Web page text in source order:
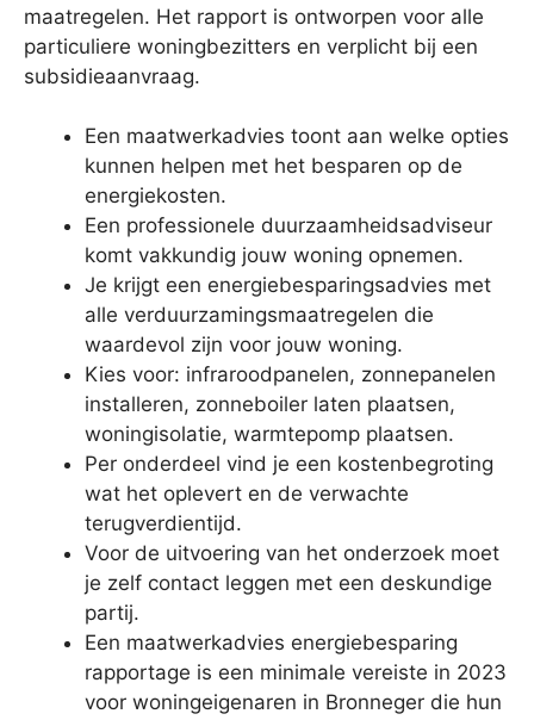
maatregelen. Het rapport is ontworpen voor alle
particuliere woningbezitters en verplicht bij een
subsidieaanvraag.
Een maatwerkadvies toont aan welke opties
kunnen helpen met het besparen op de
energiekosten.
Een professionele duurzaamheidsadviseur
komt vakkundig jouw woning opnemen.
Je krijgt een energiebesparingsadvies met
alle verduurzamingsmaatregelen die
waardevol zijn voor jouw woning.
Kies voor: infraroodpanelen, zonnepanelen
installeren, zonneboiler laten plaatsen,
woningisolatie, warmtepomp plaatsen.
Per onderdeel vind je een kostenbegroting
wat het oplevert en de verwachte
terugverdientijd.
Voor de uitvoering van het onderzoek moet
je zelf contact leggen met een deskundige
partij.
Een maatwerkadvies energiebesparing
rapportage is een minimale vereiste in 2023
voor woningeigenaren in Bronneger die hun